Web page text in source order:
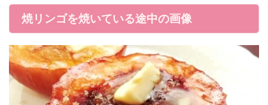
焼リンゴを焼いている途中の画像